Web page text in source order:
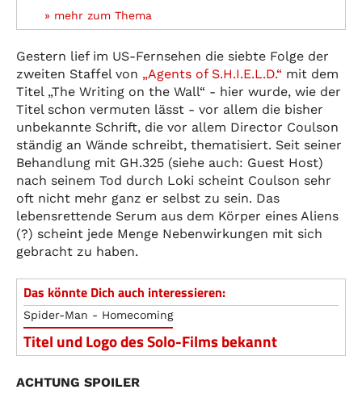
» mehr zum Thema
Gestern lief im US-Fernsehen die siebte Folge der
zweiten Staffel von „Agents of S.H.I.E.L.D.“ mit dem
Titel „The Writing on the Wall“ - hier wurde, wie der
Titel schon vermuten lässt - vor allem die bisher
unbekannte Schrift, die vor allem Director Coulson
ständig an Wände schreibt, thematisiert. Seit seiner
Behandlung mit GH.325 (siehe auch: Guest Host)
nach seinem Tod durch Loki scheint Coulson sehr
oft nicht mehr ganz er selbst zu sein. Das
lebensrettende Serum aus dem Körper eines Aliens
(?) scheint jede Menge Nebenwirkungen mit sich
gebracht zu haben.
Das könnte Dich auch interessieren:
Spider-Man - Homecoming
Titel und Logo des Solo-Films bekannt
ACHTUNG SPOILER